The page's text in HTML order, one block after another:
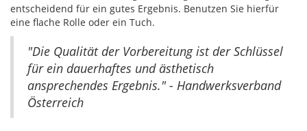
entscheidend für ein gutes Ergebnis. Benutzen Sie hierfür
eine flache Rolle oder ein Tuch.
"Die Qualität der Vorbereitung ist der Schlüssel
für ein dauerhaftes und ästhetisch
ansprechendes Ergebnis." - Handwerksverband
Österreich